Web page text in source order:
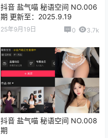
抖音 盐气喵 秘语空间 NO.006
期 更新至：2025.9.19
25年9月19日 0 3.7k
抖音 盐气喵 秘语空间 NO.008
期